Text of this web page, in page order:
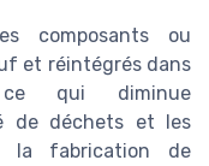
composants ou
et réintégrés dans
qui diminue
de déchets et les
la fabrication de